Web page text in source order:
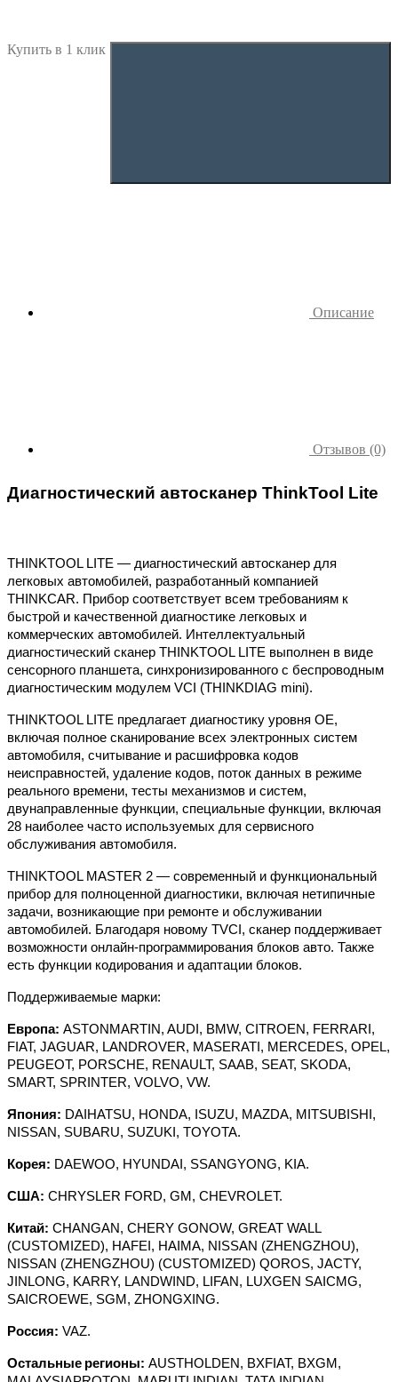
Купить в 1 клик
Описание
Отзывов (0)
Диагностический автосканер ThinkTool Lite
THINKTOOL LITE — диагностический автосканер для
легковых автомобилей, разработанный компанией
THINKCAR. Прибор соответствует всем требованиям к
быстрой и качественной диагностике легковых и
коммерческих автомобилей. Интеллектуальный
диагностический сканер THINKTOOL LITE выполнен в виде
сенсорного планшета, синхронизированного с беспроводным
диагностическим модулем VCI (THINKDIAG mini).
THINKTOOL LITE предлагает диагностику уровня OE,
включая полное сканирование всех электронных систем
автомобиля, считывание и расшифровка кодов
неисправностей, удаление кодов, поток данных в режиме
реального времени, тесты механизмов и систем,
двунаправленные функции, специальные функции, включая
28 наиболее часто используемых для сервисного
обслуживания автомобиля.
THINKTOOL MASTER 2 — современный и функциональный
прибор для полноценной диагностики, включая нетипичные
задачи, возникающие при ремонте и обслуживании
автомобилей. Благодаря новому TVCI, сканер поддерживает
возможности онлайн-программирования блоков авто. Также
есть функции кодирования и адаптации блоков.
Поддерживаемые марки:
Европа: ASTONMARTIN, AUDI , BMW, CITROEN, FERRARI ,
FIAT, JAGUAR, LANDROVER, MASERATI , MERCEDES, OPEL,
PEUGEOT, PORSCHE, RENAULT, SAAB, SEAT, SKODA,
SMART, SPRINTER, VOLVO, VW.
Япония: DAIHATSU, HONDA, ISUZU, MAZDA, MITSUBISHI ,
NISSAN, SUBARU, SUZUKI , TOYOTA.
Корея: DAEWOO, HYUNDAI , SSANGYONG, KIA.
США: CHRYSLER FORD, GM, CHEVROLET.
Китай: CHANGAN, CHERY GONOW, GREAT WALL
(CUSTOMIZED), HAFEI, HAIMA, NISSAN (ZHENGZHOU),
NISSAN (ZHENGZHOU) (CUSTOMIZED) QOROS, JACTY,
JINLONG, KARRY, LANDWIND, LIFAN, LUXGEN SAICMG,
SAICROEWE, SGM, ZHONGXING.
Россия: VAZ.
Остальные регионы: AUSTHOLDEN, BXFIAT, BXGM,